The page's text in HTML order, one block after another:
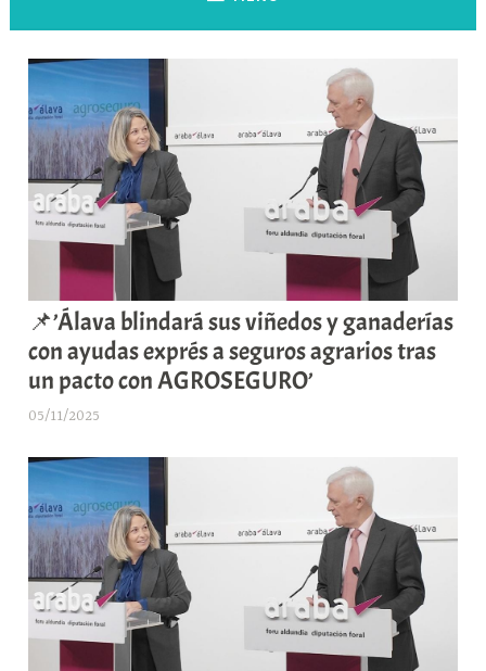
📌’Álava blindará sus viñedos y ganaderías
con ayudas exprés a seguros agrarios tras
un pacto con AGROSEGURO’
05/11/2025
a
r
E
r